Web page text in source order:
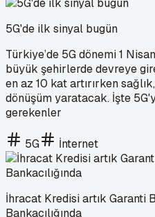
5G'de ilk sinyal bugün
Türkiye’de 5G dönemi 1
büyük şehirlerde devreye
en az 10 kat artırırken
dönüşüm yaratacak. İşte
gerekenler
5G İnternet
İhracat Kredisi artık Garanti
Bankacılığında